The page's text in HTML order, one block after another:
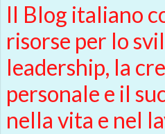
Il Blog italiano
risorse per lo
leadership, la
personale e il
nella vita e nel